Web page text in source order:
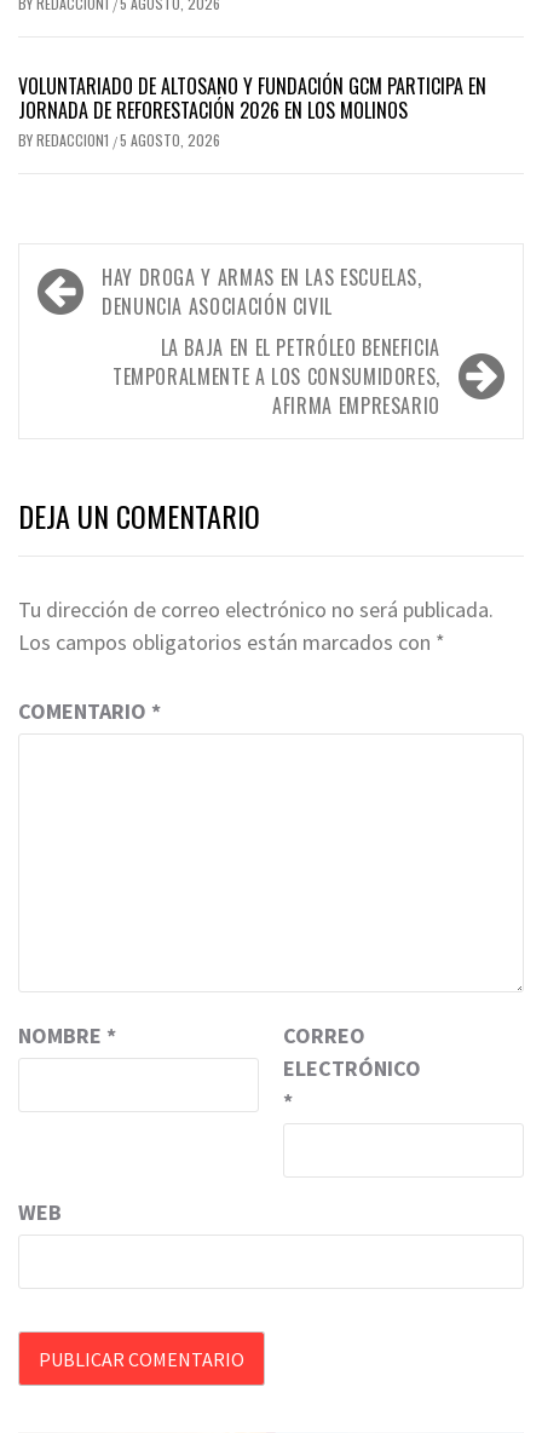
/
VOLUNTARIADO DE ALTOSANO Y FUNDACIÓN GCM PARTICIPA EN
JORNADA DE REFORESTACIÓN 2026 EN LOS MOLINOS
BYREDACCION1 /5 AGOSTO, 2026
Navegación
de
entradas
HAY DROGA Y ARMAS EN LAS ESCUELAS,
DENUNCIA ASOCIACIÓN CIVIL
LA BAJA EN EL PETRÓLEO BENEFICIA
TEMPORALMENTE A LOS CONSUMIDORES,
AFIRMA EMPRESARIO
DEJA UN COMENTARIO
Tu dirección de correo electrónico no será publicada.
Los campos obligatorios están marcados con *
COMENTARIO *
NOMBRE *
CORREO
ELECTRÓNICO
*
WEB